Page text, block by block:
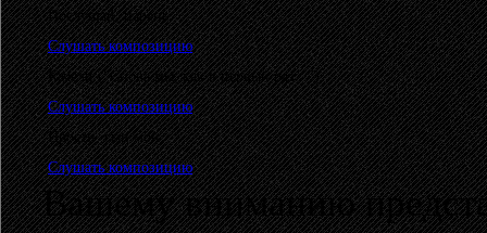
Послушай, парень
Слушать композицию
Качели ("Снова мы, как в первый раз...")
Слушать композицию
Прости, сын мой
Слушать композицию
Вашему вниманию